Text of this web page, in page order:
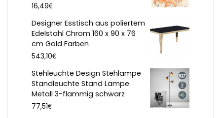
16,49€
Designer Esstisch aus poliertem
Edelstahl Chrom 160 x 90 x 76
cm Gold Farben
543,10€
Stehleuchte Design Stehlampe
Standleuchte Stand Lampe
Metall 3-flammig schwarz
77,51€